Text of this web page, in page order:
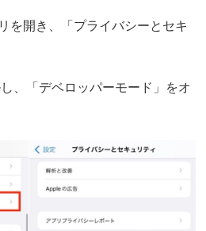
を開き、「プライバシーとセキ
、「デベロッパーモード」をオ